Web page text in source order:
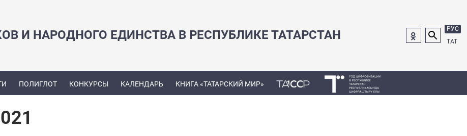
И НАРОДНОГО ЕДИНСТВА В РЕСПУБЛИКЕ ТАТАРСТАН
РУС
ТАТ
ПОЛИГЛОТ КОНКУРСЫ КАЛЕНДАРЬ КНИГА «ТАТАРСКИЙ МИР»